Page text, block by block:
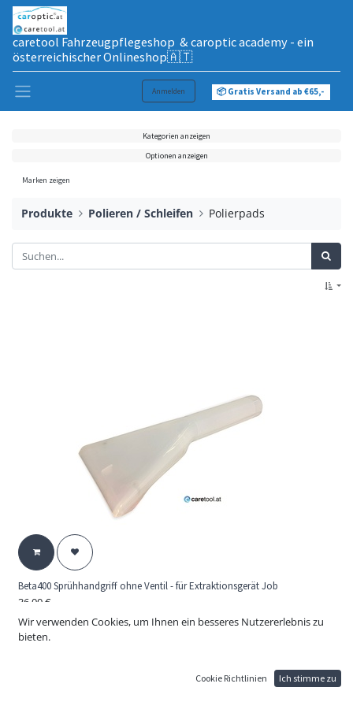
caretool Fahrzeugpflegeshop & caroptic academy - ein
österreichischer Onlineshop🇦🇹
Anmelden 📦 Gratis Versand ab €65,-
Kategorien anzeigen
Optionen anzeigen
Marken zeigen
Produkte Polieren / Schleifen Polierpads
Beta400 Sprühhandgriff ohne Ventil - für Extraktionsgerät Job
36,00€
Car-Kit Polsterdüse ohne Spritzvorrichtung für Job IPC Beta 400
Extraktionssauger
Wir verwenden Cookies, um Ihnen ein besseres Nutzererlebnis zu
bieten.
Cookie Richtlinien Ich stimme zu